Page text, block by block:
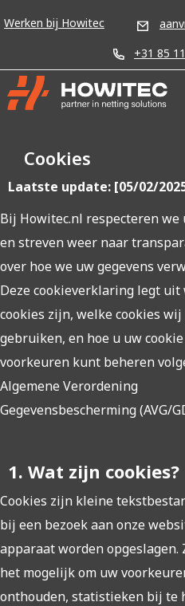
Werken bij Howitec
+31 85
Cookies
Laatste update: [05/02/
Bij Howitec.nl respecteren we
en streven weer naar
over hoe we uw gegevens
Deze cookieverklaring legt uit
cookies zijn, welke cookies wij
gebruiken, en hoe u uw cookie
voorkeuren kunt beheren
Algemene Verordening
Gegevensbescherming (AVG/
1. Wat zijn cookies?
Cookies zijn kleine
bij een bezoek aan onze
apparaat worden opgeslagen.
het mogelijk om uw
onthouden, statistieken bij te